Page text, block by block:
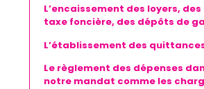
L’encaissement des loyers,
taxe foncière, des dépôts de
L’établissement des
Le règlement des dépenses
notre mandat comme les